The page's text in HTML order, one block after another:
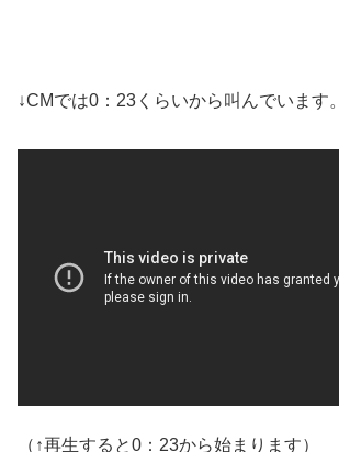
↓CMでは0：23くらいから叫んでいます。
（↑再生すると0：23から始まります）